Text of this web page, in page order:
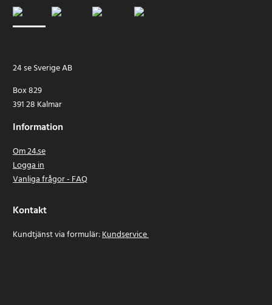
24 se Sverige AB
Box 829
391 28 Kalmar
Information
Om 24.se
Logga in
Vanliga frågor - FAQ
Kontakt
Kundtjänst via formulär:Kundservice